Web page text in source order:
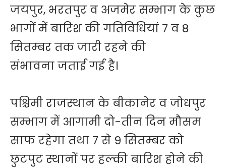
जयपुर, भरतपुर व अजमेर सम्भाग के कुछ
भागों में बारिश की गतिविधियां 7 व 8
सितम्बर तक जारी रहने की
संभावना जताई गई है।
पश्चिमी राजस्थान के बीकानेर व जोधपुर
सम्भाग में आगामी दो-तीन दिन मौसम
साफ रहेगा तथा 7 से 9 सितम्बर को
छुटपुट स्थानों पर हल्की बारिश होने की